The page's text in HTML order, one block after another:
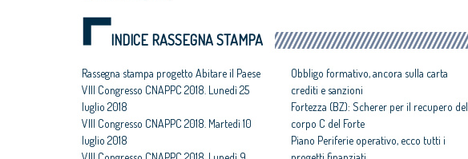
INDICE RASSEGNA STAMPA
Rassegna stampa progetto Abitare il Paese
VIII Congresso CNAPPC 2018. Lunedì 25
luglio 2018
VIII Congresso CNAPPC 2018. Martedì 10
luglio 2018
Obbligo formativo, ancora sulla carta
crediti e sanzioni
Fortezza (BZ): Scherer per il recupero del
corpo C del Forte
Piano Periferie operativo, ecco tutti i